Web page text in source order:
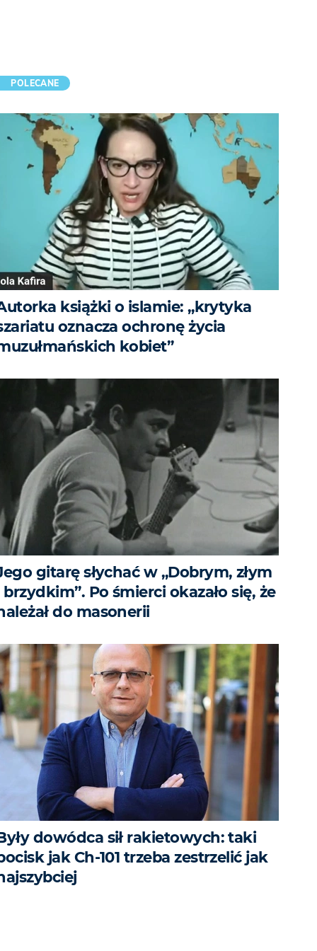
POLECANE
książki o islamie: „krytyka
oznacza ochronę życia
kobiet”
gitarę słychać w „Dobrym, złym
brzydkim”. Po śmierci okazało się, że
do masonerii
dowódca sił rakietowych: taki
jak Ch-101 trzeba zestrzelić jak